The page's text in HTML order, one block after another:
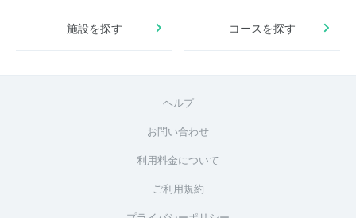
施設を探す コースを探す
ヘルプ
お問い合わせ
利用料金について
ご利用規約